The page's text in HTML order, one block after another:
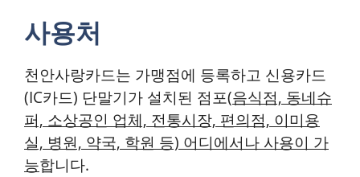
사용처
천안사랑카드는 가맹점에 등록하고 신용카드
(IC카드) 단말기가 설치된 점포(음식점, 동네슈
퍼, 소상공인 업체, 전통시장, 편의점, 이미용
실, 병원, 약국, 학원 등) 어디에서나 사용이 가
능합니다.